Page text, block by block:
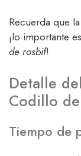
Recuerda que
¡lo importante
de rosbif!
Detalle
Codillo
Tiempo de